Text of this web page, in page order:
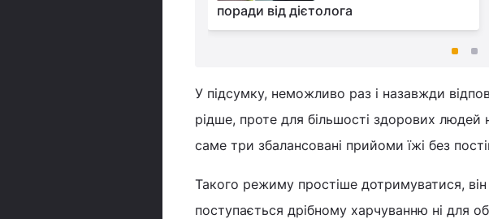
поради від дієтолога
У підсумку, неможливо раз і назавжди
рідше, проте для більшості здорових
саме три збалансовані прийоми їжі без
Такого режиму простіше дотримуватися,
поступається дрібному харчуванню ні для